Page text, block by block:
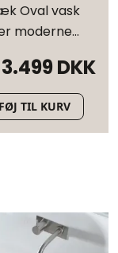
Oval vask
moderne
3.499 DKK
TIL KURV